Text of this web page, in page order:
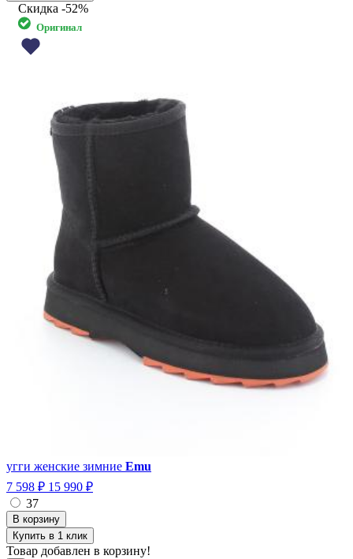
Скидка -52%
Оригинал
угги женские зимние Emu
7 598 ₽ 15 990 ₽
37
Купить в 1 клик
Товар добавлен в корзину!